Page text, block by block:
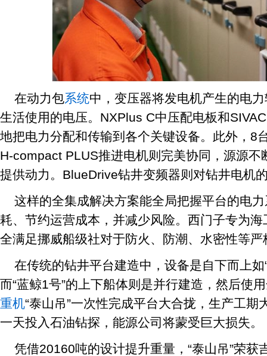
在动力包系统中，变压器将发电机产生的电
生活使用的电压。NXPlus C中压配电板和
地把电力分配和传输到各个关键设备。此外，8
H-compact PLUS推进电机则完美协同，源源不
提供动力。BlueDrive钻井变频器则对钻井电机
这样的全集成解决方案能全局把握平台的电
耗、节约运营成本，并减少风险。西门子专为
全满足挪威船级社对于防火、防潮、水密性等严
在传统的钻井平台建造中，设备是自下而上如
而“蓝鲸1号”的上下船体则是并行建造，然后使
重机“泰山吊”一次性完成平台大合拢，生产工期
一天投入石油钻探，能源公司将蒙受巨大损失。
凭借20160吨的设计提升重量，“泰山吊”荣获